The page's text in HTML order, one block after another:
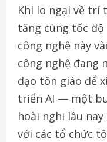
Khi lo ngại về trí
tăng cùng tốc
công nghệ này
công nghệ đang
đạo tôn giáo để
triển AI — một
hoài nghi lâu
với các tổ chức